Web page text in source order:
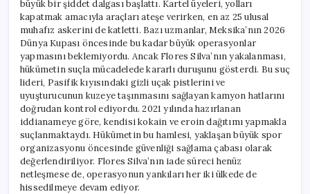
büyük bir şiddet dalgası başlattı. Kartel üyeleri, yolları
kapatmak amacıyla araçları ateşe verirken, en az 25 ulusal
muhafız askerini de katletti. Bazı uzmanlar, Meksika’nın 2026
Dünya Kupası öncesinde bu kadar büyük operasyonlar
yapmasını beklemiyordu. Ancak Flores Silva’nın yakalanması,
hükümetin suçla mücadelede kararlı duruşunu gösterdi. Bu suç
lideri, Pasifik kıyısındaki gizli uçak pistlerini ve
uyuşturucunun kuzeye taşınmasını sağlayan kamyon hatlarını
doğrudan kontrol ediyordu. 2021 yılında hazırlanan
iddianameye göre, kendisi kokain ve eroin dağıtımı yapmakla
suçlanmaktaydı. Hükümetin bu hamlesi, yaklaşan büyük spor
organizasyonu öncesinde güvenliği sağlama çabası olarak
değerlendiriliyor. Flores Silva’nın iade süreci henüz
netleşmese de, operasyonun yankıları her iki ülkede de
hissedilmeye devam ediyor.